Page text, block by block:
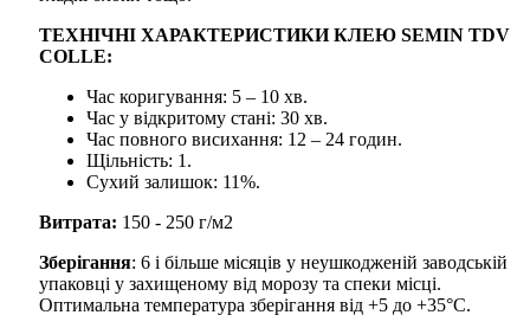
ТЕХНІЧНІ ХАРАКТЕРИСТИКИ КЛЕЮ SEMIN TDV
COLLE:
Час коригування: 5 – 10 хв.
Час у відкритому стані: 30 хв.
Час повного висихання: 12 – 24 годин.
Щільність: 1.
Сухий залишок: 11%.
Витрата: 150 - 250 г/м2
Зберігання: 6 і більше місяців у неушкодженій заводській
упаковці у захищеному від морозу та спеки місці.
Оптимальна температура зберігання від +5 до +35°C.